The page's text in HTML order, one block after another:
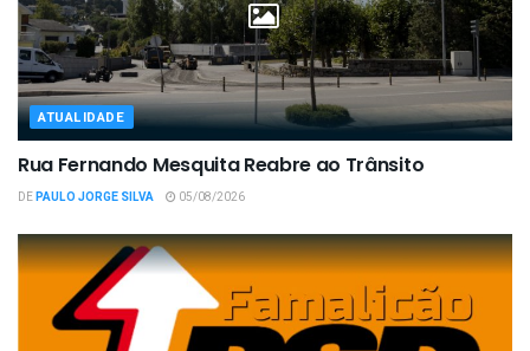
ATUALIDADE
Rua Fernando Mesquita Reabre ao Trânsito
DEPAULO JORGE SILVA 05/08/2026